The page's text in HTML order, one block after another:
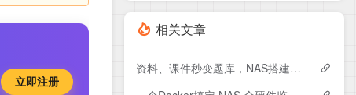
立即注册
相关文章
资料、课件秒变题库，NAS搭建专属AI刷题系统Exameow